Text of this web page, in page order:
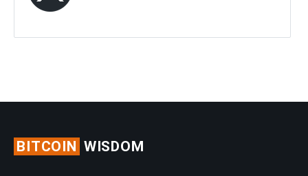
BITCOIN WISDOM